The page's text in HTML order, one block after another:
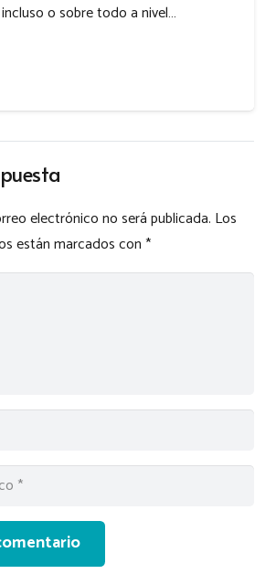
o sobre todo a nivel…
electrónico no será publicada. Los
están marcados con*